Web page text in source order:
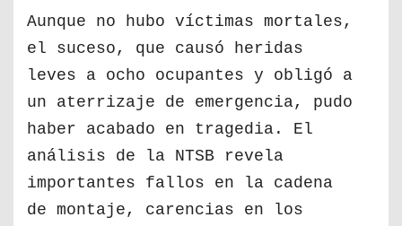
Aunque no hubo víctimas mortales,
el suceso, que causó heridas
leves a ocho ocupantes y obligó a
un aterrizaje de emergencia, pudo
haber acabado en tragedia. El
análisis de la NTSB revela
importantes fallos en la cadena
de montaje, carencias en los